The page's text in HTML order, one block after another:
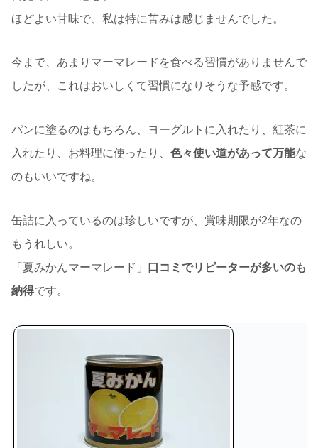
ほどよい甘味で、私は特に苦みは感じませんでした。
今まで、あまりマーマレードを食べる習慣がありませんで
したが、これはおいしくて習慣になりそうな予感です。
パンに塗るのはもちろん、ヨーグルトに入れたり、紅茶に
入れたり、お料理に使ったり、 色々使い道があって万能な
のもいいですね。
缶詰に入っているのは珍しいですが、賞味期限が2年なの
もうれしい。
「夏みかんマーマレード」
口コミでリピーターが多いのも
納得です。